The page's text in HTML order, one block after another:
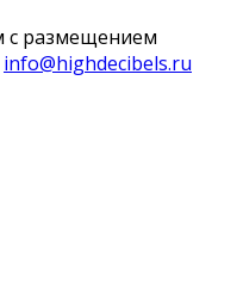
с размещением
info@highdecibels.ru